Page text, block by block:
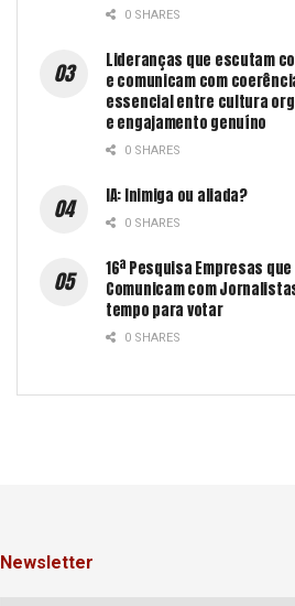
0 SHARES
Lideranças que escutam
e comunicam com
essencial entre cultura
e engajamento genuíno
0 SHARES
IA: Inimiga ou aliada?
0 SHARES
16ª Pesquisa Empresas
Comunicam com
tempo para votar
0 SHARES
Newsletter